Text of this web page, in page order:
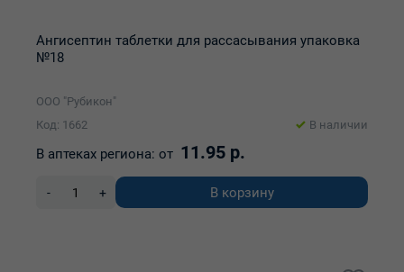
Ангисептин таблетки для рассасывания упаковка
№18
ООО "Рубикон"
Код: 1662
В наличии
В аптеках региона: от 11.95 р.
- + В корзину